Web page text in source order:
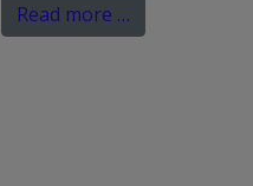
Read more …